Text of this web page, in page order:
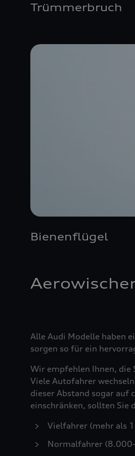
Trümmerbruch
Bienenflügel
Alle Audi Modelle haben
sorgen so für ein
Wir empfehlen Ihnen, die
Viele Autofahrer
dieser Abstand sogar auf
einschränken, sollten Sie
Vielfahrer (mehr als
Normalfahrer